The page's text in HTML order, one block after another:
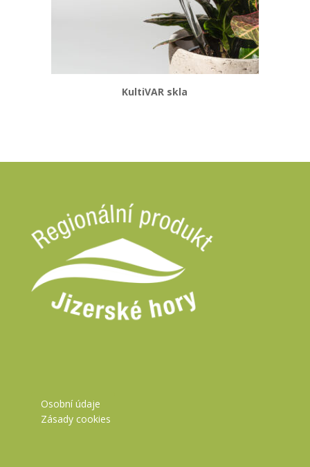
KultiVAR skla
Osobní údaje
Zásady cookies